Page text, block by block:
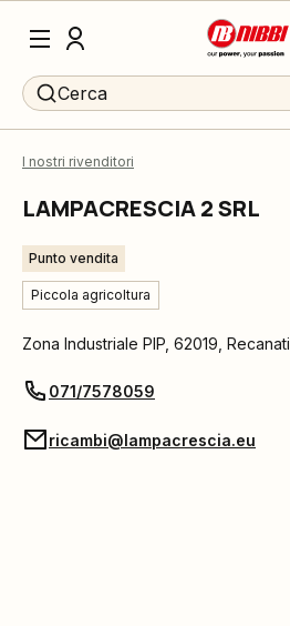
Cerca
I nostri rivenditori
LAMPACRESCIA 2 SRL
Punto vendita
Piccola agricoltura
Zona Industriale PIP 62019 Recanati
071/7578059
ricambi@lampacrescia.eu